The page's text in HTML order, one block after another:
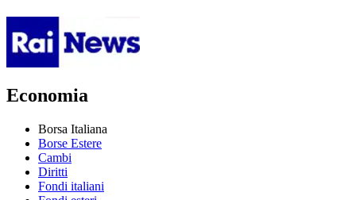
Economia
Borsa Italiana
Borse Estere
Cambi
Diritti
Fondi italiani